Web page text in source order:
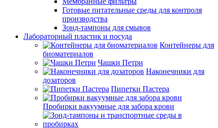
Готовые питательные среды для контроля
производства
Зонд-тампоны для смывов
Лабораторный пластик и посуда
Контейнеры для
биоматериалов
Чашки Петри
Наконечники для
дозаторов
Пипетки Пастера
Пробирки вакуумные для забора крови